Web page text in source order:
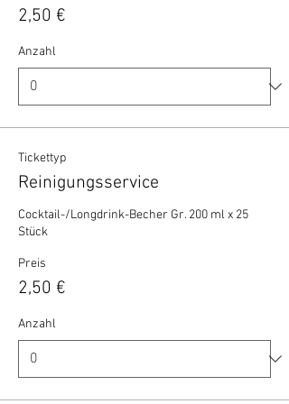
2,50 €
Anzahl
Tickettyp
Reinigungsservice
Cocktail-/Longdrink-Becher Gr. 200 ml x 25
Stück
Preis
2,50 €
Anzahl